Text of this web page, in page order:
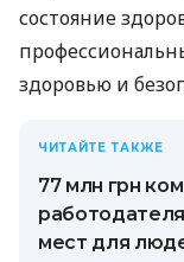
состояние
здоровью и
ЧИТАЙТЕ ТАКЖЕ
77 млн ​​грн
мест для